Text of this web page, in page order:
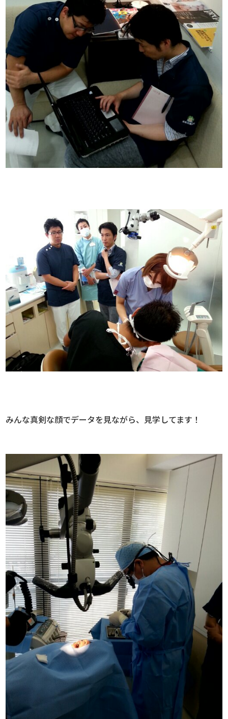
みんな真剣な顔でデータを見ながら、見学してます！